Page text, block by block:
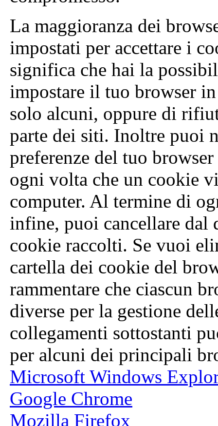
La maggioranza dei
impostati per accettare i
significa che hai la
impostare il tuo browser
solo alcuni, oppure di
parte dei siti. Inoltre puoi
preferenze del tuo
ogni volta che un cookie
computer. Al termine di
infine, puoi cancellare
cookie raccolti. Se vuoi
cartella dei cookie del
rammentare che ciascun
diverse per la gestione
collegamenti sottostanti
per alcuni dei principali
Microsoft Windows
Google Chrome
Mozilla Firefox